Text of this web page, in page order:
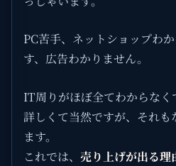
PC苦手、ネットショップわ
す、広告わかりません。
IT周りがほぼ全てわからな
詳しくて当然ですが、それ
ます。
これでは、 売り上げが出る理